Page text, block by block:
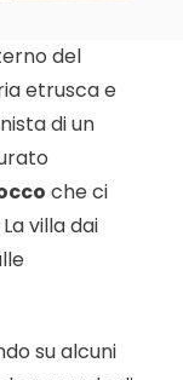
del
etrusca e
di un
che ci
villa dai
su alcuni